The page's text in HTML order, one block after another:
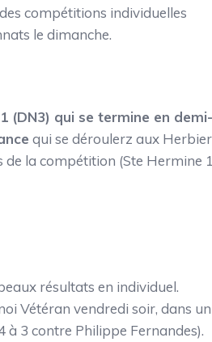
compétitions individuelles
le dimanche.
(DN3) qui se termine en demi-
qui se déroulerz aux
de la compétition (Ste Hermine
résultats en individuel.
Vétéran vendredi soir, dans un
à 3 contre Philippe Fernandes).